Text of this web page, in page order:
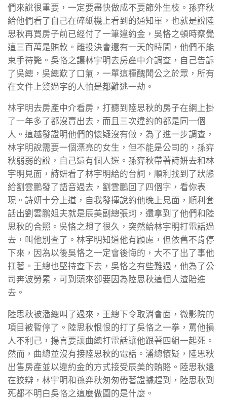
們來說很重要，一定要盡快做成不要節外生枝。孫弈秋
給他們看了自己在碎紙機上看到的通知單，也就是說陸
思秋再買房子前已經付了一筆違約金，吳恪之頓時察覺
這三百萬是賄款。離投決會還有一天的時間，他們不能
束手待斃。吳恪之讓林宇明去房產中介調查，自己告訴
了吳總，吳總歎了口氣，一單這種醜聞公之於眾，所有
在文件上簽過字的人怕是都難逃一劫。
林宇明去房產中介看房，打聽到陸思秋的房子在網上掛
了一年多了都沒賣出去，而且三次違約的都是同一個
人。這越發證明他們的懷疑沒有做，為了進一步調查，
林宇明說需要一個漂亮的女生，但不能是公司的，孫弈
秋弱弱的說，自己還有個人選。孫弈秋帶著詩妍去和林
宇明見面，詩妍看了林宇明給的台詞，順利找到了狀態
給劉雲鵬發了語音過去，劉雲鵬回了四個字，看你表
現。詩妍十分上道，自我發揮說約他晚上見面，順利套
話出劉雲鵬姐夫就是辰美副總張珂，還拿到了他們和陸
思秋的合照。吳恪之想了很久，突然給林宇明打電話過
去，叫他別查了。林宇明知道他有顧慮，但依舊不肯停
下來，因為以後吳恪之一定會後悔的，大不了出了事他
扛著。王總也堅持查下去，吳恪之有些難過，他為了公
司奔波勞累，可到頭來卻要因為陸思秋這個人渣賠進
去。
陸思秋被潘總叫了過來，王總下令取消會面，微影院的
項目被暫停了。陸思秋恨恨的打了吳恪之一拳，罵他損
人不利己，揚言要讓曲總打電話讓他跟著四組一起死。
然而，曲總並沒有接陸思秋的電話。潘總懷疑，陸思秋
出售房產並以違約金的方式接受辰美的賄賂。陸思秋還
在狡辯，林宇明和孫弈秋匆匆帶著證據趕到，陸思秋到
死都不明白吳恪之這麼做圖的是什麼。